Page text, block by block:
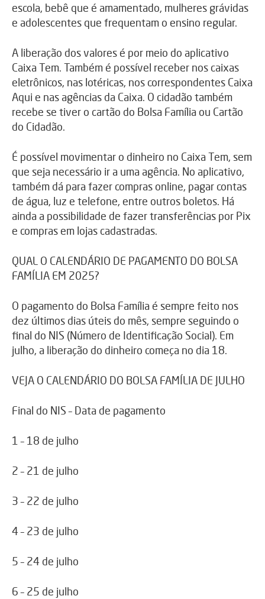
escola, bebê que é amamentado, mulheres grávidas
e adolescentes que frequentam o ensino regular.
A liberação dos valores é por meio do aplicativo
Caixa Tem. Também é possível receber nos caixas
eletrônicos, nas lotéricas, nos correspondentes Caixa
Aqui e nas agências da Caixa. O cidadão também
recebe se tiver o cartão do Bolsa Família ou Cartão
do Cidadão.
É possível movimentar o dinheiro no Caixa Tem, sem
que seja necessário ir a uma agência. No aplicativo,
também dá para fazer compras online, pagar contas
de água, luz e telefone, entre outros boletos. Há
ainda a possibilidade de fazer transferências por Pix
e compras em lojas cadastradas.
QUAL O CALENDÁRIO DE PAGAMENTO DO BOLSA
FAMÍLIA EM 2025?
O pagamento do Bolsa Família é sempre feito nos
dez últimos dias úteis do mês, sempre seguindo o
final do NIS (Número de Identificação Social). Em
julho, a liberação do dinheiro começa no dia 18.
VEJA O CALENDÁRIO DO BOLSA FAMÍLIA DE JULHO
Final do NIS – Data de pagamento
1 – 18 de julho
2 – 21 de julho
3 – 22 de julho
4 – 23 de julho
5 – 24 de julho
6 – 25 de julho